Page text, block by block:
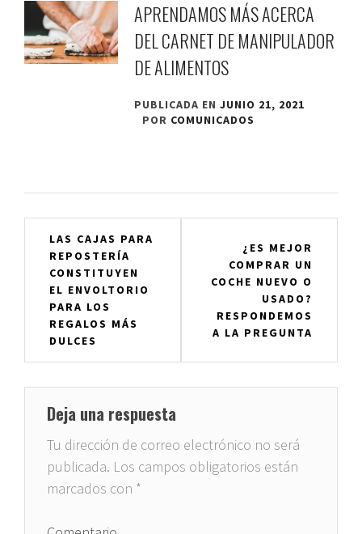
APRENDAMOS MÁS ACERCA
DEL CARNET DE MANIPULADOR
DE ALIMENTOS
PUBLICADA ENJUNIO 21, 2021
POR COMUNICADOS
Navegación
entradas
LAS CAJAS PARA
REPOSTERÍA
CONSTITUYEN
EL ENVOLTORIO
PARA LOS
REGALOS MÁS
DULCES
¿ES MEJOR
COMPRAR UN
COCHE NUEVO O
USADO?
RESPONDEMOS
A LA PREGUNTA
Deja una respuesta
Tu dirección de correo electrónico no será
publicada. Los campos obligatorios están
marcados con *